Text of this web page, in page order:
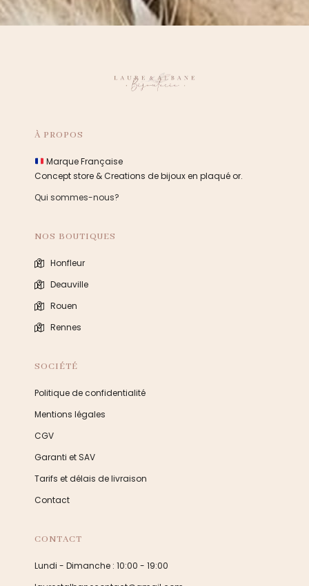
À PROPOS
Marque Française
Concept store & Creations de bijoux en plaqué or.
Qui sommes-nous?
NOS BOUTIQUES
Honfleur
Deauville
Rouen
Rennes
SOCIÉTÉ
Politique de confidentialité
Mentions légales
CGV
Garanti et SAV
Tarifs et délais de livraison
Contact
CONTACT
Lundi - Dimanche : 10:00 - 19:00